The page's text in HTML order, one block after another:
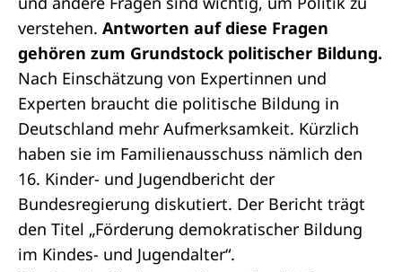
verstehen. Antworten auf diese Fragen
gehören zum Grundstock politischer Bildung.
Nach Einschätzung von Expertinnen und
Experten braucht die politische Bildung in
Deutschland mehr Aufmerksamkeit. Kürzlich
haben sie im Familienausschuss nämlich den
16. Kinder- und Jugendbericht der
Bundesregierung diskutiert. Der Bericht trägt
den Titel „Förderung demokratischer Bildung
im Kindes- und Jugendalter“.